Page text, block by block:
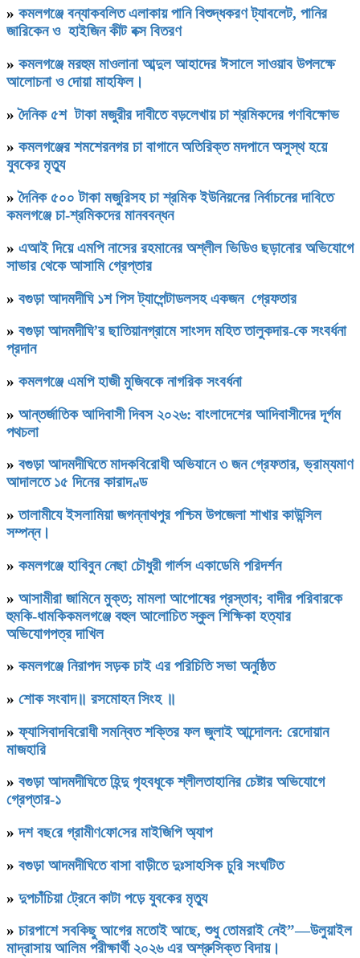
» কমলগঞ্জে বন্যাকবলিত এলাকায় পানি বিশুদ্ধকরণ ট্যাবলেট, পানির
জারিকেন ও হাইজিন কীট বক্স বিতরণ
» কমলগঞ্জে মরহুম মাওলানা আব্দুল আহাদের ঈসালে সাওয়াব উপলক্ষে
আলোচনা ও দোয়া মাহফিল।
»দৈনিক ৫শ টাকা মজুরীর দাবীতে বড়লেখায় চা শ্রমিকদের গণবিক্ষোভ
» কমলগঞ্জের শমশেরনগর চা বাগানে অতিরিক্ত মদপানে অসুস্থ হয়ে
যুবকের মৃত্যু
»দৈনিক ৫০০ টাকা মজুরিসহ চা শ্রমিক ইউনিয়নের নির্বাচনের দাবিতে
কমলগঞ্জে চা-শ্রমিকদের মানববন্ধন
» এআই দিয়ে এমপি নাসের রহমানের অশ্লীল ভিডিও ছড়ানোর অভিযোগে
সাভার থেকে আসামি গ্রেপ্তার
» বগুড়া আদমদীঘি ১শ পিস ট্যাপেন্টাডলসহ একজন গ্রেফতার
» বগুড়া আদমদীঘি’র ছাতিয়ানগ্রামে সাংসদ মহিত তালুকদার-কে সংবর্ধনা
প্রদান
» কমলগঞ্জে এমপি হাজী মুজিবকে নাগরিক সংবর্ধনা
» আন্তর্জাতিক আদিবাসী দিবস ২০২৬: বাংলাদেশের আদিবাসীদের দূর্গম
পথচলা
» বগুড়া আদমদীঘিতে মাদকবিরোধী অভিযানে ৩ জন গ্রেফতার, ভ্রাম্যমাণ
আদালতে ১৫ দিনের কারাদণ্ড
»‎তালামীযে ইসলামিয়া জগন্নাথপুর পশ্চিম উপজেলা শাখার কাউন্সিল
সম্পন্ন।
» কমলগঞ্জে হাবিবুন নেছা চৌধুরী গার্লস একাডেমি পরিদর্শন
» আসামীরা জামিনে মুক্ত; মামলা আপোষের প্রস্তাব; বাদীর পরিবারকে
হুমকি-ধামকিকমলগঞ্জে বহুল আলোচিত স্কুল শিক্ষিকা হত্যার
অভিযোগপত্র দাখিল
» কমলগঞ্জে নিরাপদ সড়ক চাই এর পরিচিতি সভা অনুষ্ঠিত
» শোক সংবাদ॥ রসমোহন সিংহ ॥
»ফ্যাসিবাদবিরোধী সমন্বিত শক্তির ফল জুলাই আন্দোলন: রেদোয়ান
মাজহারি
» বগুড়া আদমদীঘিতে হিন্দু গৃহবধূকে শ্লীলতাহানির চেষ্টার অভিযোগে
গ্রেপ্তার-১
»দশ বছ‌রে গ্রামীণ‌ফো‌সের মাইজিপি অ্যাপ
» বগুড়া আদমদীঘিতে বাসা বাড়ীতে দুঃসাহসিক চুরি সংঘটিত
» দুপচাঁচিয়া ট্রেনে কাটা পড়ে যুবকের মৃত্যু
» চারপাশে সবকিছু আগের মতোই আছে, শুধু তোমরাই নেই”—উলুয়াইল
মাদ্রাসায় আলিম পরীক্ষার্থী ২০২৬ এর অশ্রুসিক্ত বিদায়।